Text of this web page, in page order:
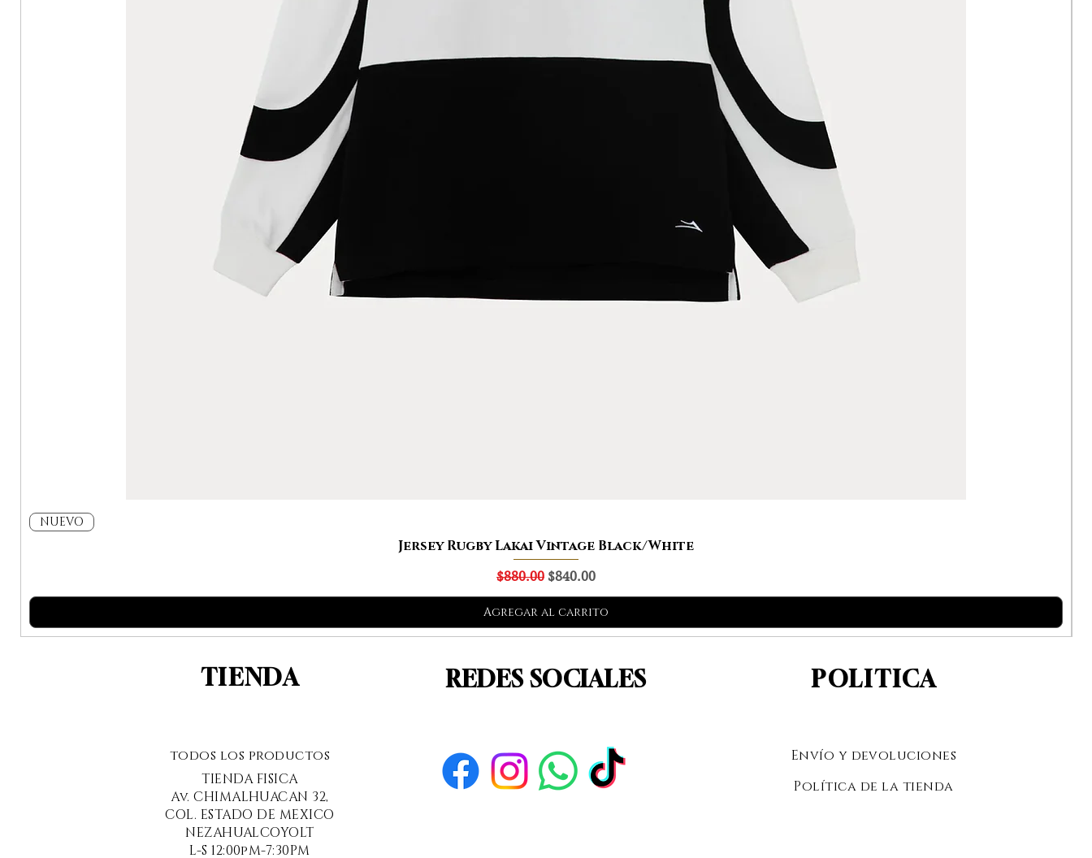
NUEVO
Jersey Rugby Lakai Vintage Black/White
Precio
$880.00 Precio de oferta
$840.00
Agregar al carrito
TIENDA
todos los productos
TIENDA FISICA
Av. CHIMALHUACAN 32,
COL. ESTADO DE MEXICO
NEZAHUALCOYOLT
L-S 12:00pM-7:30PM
REDES SOCIALES POLITICA
Envío y devoluciones
Política de la tienda